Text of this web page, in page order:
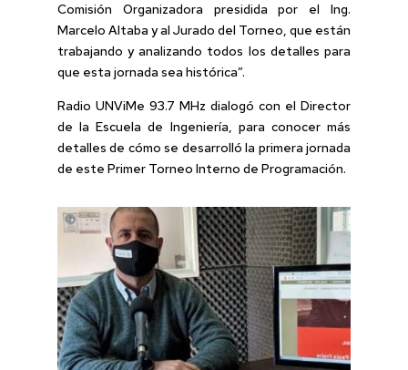
Comisión Organizadora presidida por el Ing.
Marcelo Altaba y al Jurado del Torneo, que están
trabajando y analizando todos los detalles para
que esta jornada sea histórica”.
Radio UNViMe 93.7 MHz dialogó con el Director
de la Escuela de Ingeniería, para conocer más
detalles de cómo se desarrolló la primera jornada
de este Primer Torneo Interno de Programación.